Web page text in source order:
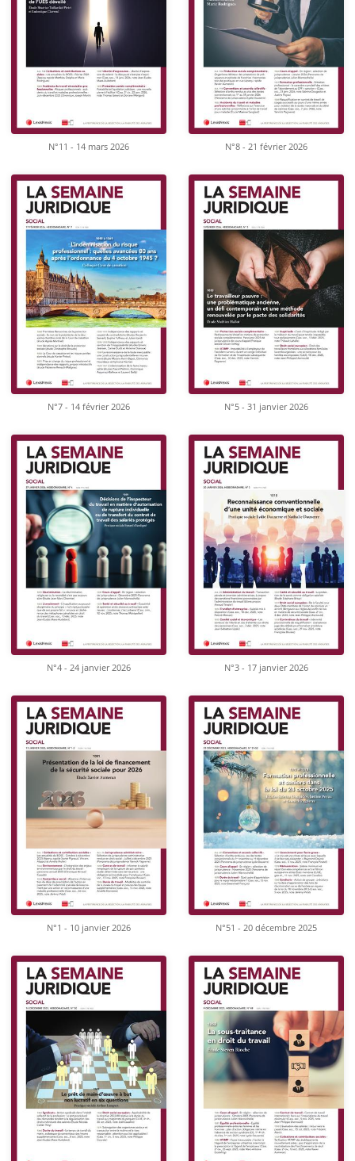
N°11 - 14 mars 2026 N°8 - 21 février 2026
N°7 - 14 février 2026 N°5 - 31 janvier 2026
N°4 - 24 janvier 2026 N°3 - 17 janvier 2026
N°1 - 10 janvier 2026 N°51 - 20 décembre 2025